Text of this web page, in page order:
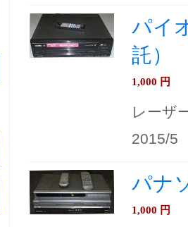
パイ
託）
1,000 円
レーザ
2015/5
パナ
1,000 円